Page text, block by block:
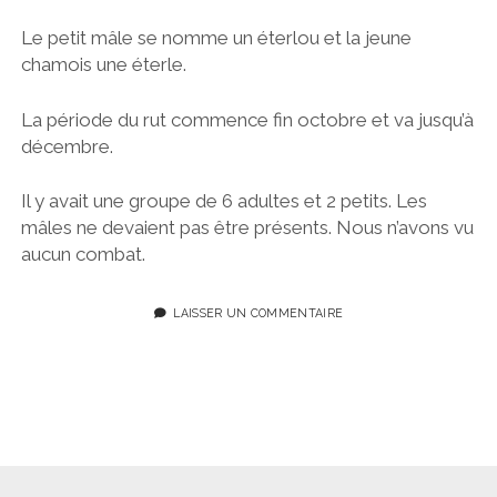
Le petit mâle se nomme un éterlou et la jeune
chamois une éterle.
La période du rut commence fin octobre et va jusqu’à
décembre.
Il y avait une groupe de 6 adultes et 2 petits. Les
mâles ne devaient pas être présents. Nous n’avons vu
aucun combat.
LAISSER UN COMMENTAIRE